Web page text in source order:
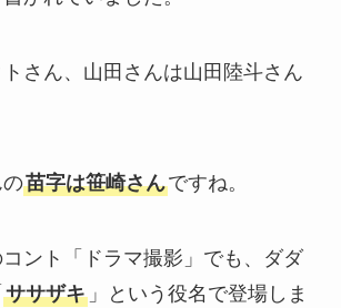
さん、山田さんは山田陸斗さん
苗字は笹崎さんですね。
ント「ドラマ撮影」でも、ダダ
ササザキ」という役名で登場しま